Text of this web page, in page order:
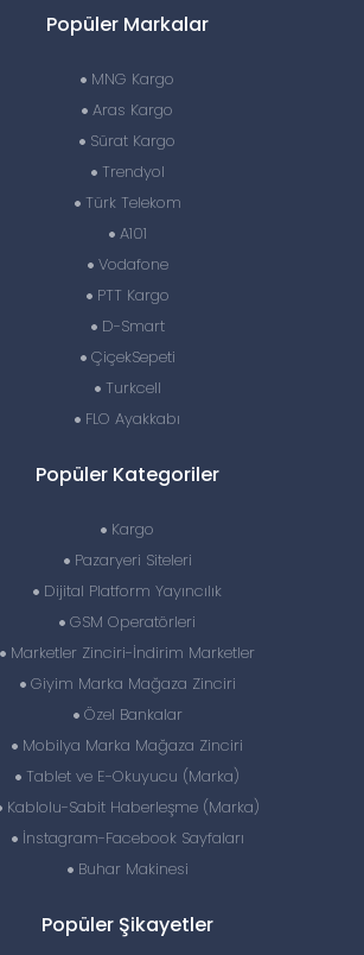
Popüler Markalar
MNG Kargo
Aras Kargo
Sürat Kargo
Trendyol
Türk Telekom
A101
Vodafone
PTT Kargo
D-Smart
ÇiçekSepeti
Turkcell
FLO Ayakkabı
Popüler Kategoriler
Kargo
Pazaryeri Siteleri
Dijital Platform Yayıncılık
GSM Operatörleri
Marketler Zinciri-İndirim Marketler
Giyim Marka Mağaza Zinciri
Özel Bankalar
Mobilya Marka Mağaza Zinciri
Tablet ve E-Okuyucu (Marka)
Kablolu-Sabit Haberleşme (Marka)
İnstagram-Facebook Sayfaları
Buhar Makinesi
Popüler Şikayetler